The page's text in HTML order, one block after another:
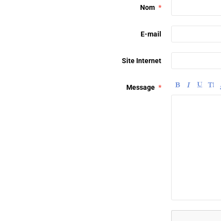
Nom
E-mail
Site Internet
Message